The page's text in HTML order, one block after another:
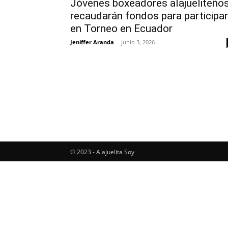
Jóvenes boxeadores
recaudarán fondos para participar
en Torneo en Ecuador
Jeniffer Aranda - junio 3, 2026
© 2023 - Alajuelita Soy